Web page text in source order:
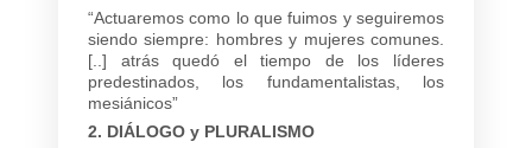
“Actuaremos como lo que fuimos y seguiremos
siendo siempre: hombres y mujeres comunes.
[..] atrás quedó el tiempo de los líderes
predestinados, los fundamentalistas, los
mesiánicos”
2. DIÁLOGO y PLURALISMO